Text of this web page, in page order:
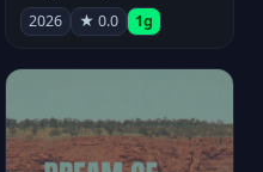
2026 ★ 0.0 1g